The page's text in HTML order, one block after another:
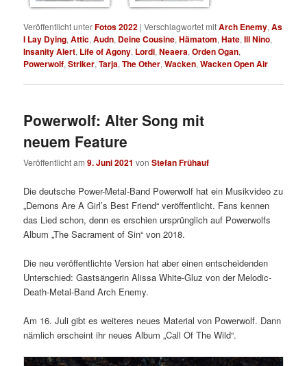
Veröffentlicht unterFotos 2022 |Verschlagwortet mitArch Enemy,As
I Lay Dying,Attic,Audn, Deine Cousine,Hämatom,Hate,Ill Nino,
Insanity Alert, Life of Agony, Lordi,Neaera,Orden Ogan,
Powerwolf,Striker,Tarja,The Other,Wacken,Wacken Open Air
Powerwolf: Alter Song mit
neuem Feature
Veröffentlicht am9. Juni 2021 vonStefan Frühauf
Die deutsche Power-Metal-Band Powerwolf hat ein Musikvideo zu
„Demons Are A Girl’s Best Friend“ veröffentlicht. Fans kennen
das Lied schon, denn es erschien ursprünglich auf Powerwolfs
Album „The Sacrament of Sin“ von 2018.
Die neu veröffentlichte Version hat aber einen entscheidenden
Unterschied: Gastsängerin Alissa White-Gluz von der Melodic-
Death-Metal-Band Arch Enemy.
Am 16. Juli gibt es weiteres neues Material von Powerwolf. Dann
nämlich erscheint ihr neues Album „Call Of The Wild“.